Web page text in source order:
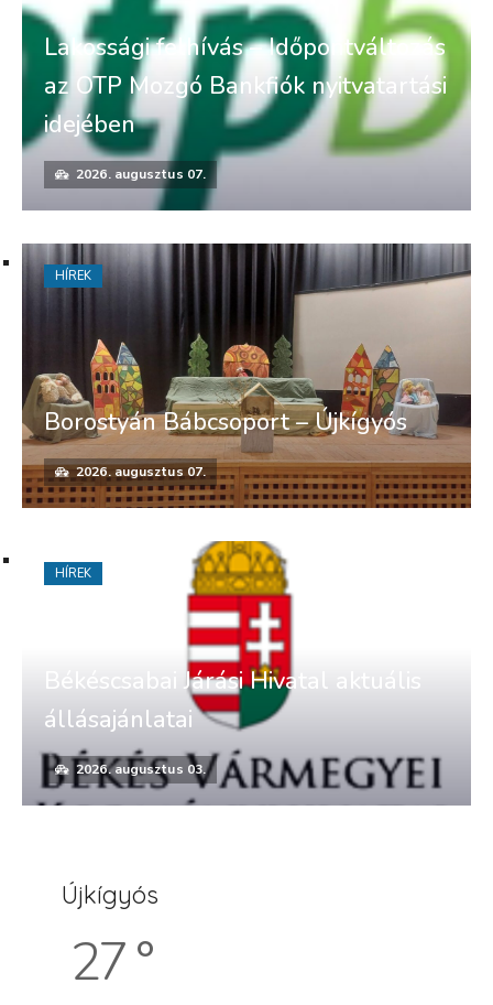
Lakossági felhívás – Időpontváltozás
az OTP Mozgó Bankfiók nyitvatartási
idejében
2026. augusztus 07.
Borostyán Bábcsoport – Újkígyós
2026. augusztus 07.
HÍREK
Békéscsabai Járási Hivatal aktuális
állásajánlatai
2026. augusztus 03.
HÍREK
Újkígyós
27 °